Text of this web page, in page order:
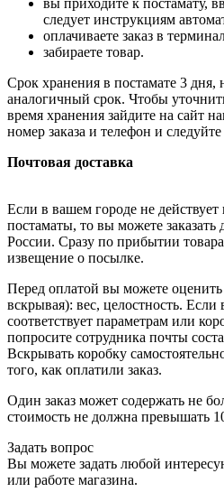
следует инструкциям
оплачиваете заказ в
забираете товар.
Срок хранения в постамате 3
аналогичный срок. Чтобы
время хранения зайдите на сайт
номер заказа и телефон и
Почтовая доставка
Если в вашем городе не действует
постаматы, то вы можете заказать
России. Сразу по прибытии
извещение о посылке.
Перед оплатой вы можете оценить
вскрывая): вес, целостность. Если
соответствует параметрам или
попросите сотрудника почты
Вскрывать коробку
того, как оплатили заказ.
Один заказ может содержать не
стоимость не должна превышать
Задать вопрос
Вы можете задать любой
или работе магазина.